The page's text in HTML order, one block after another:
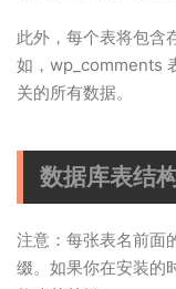
此外，每个表将包含
如，wp_comments
关的所有数据。
数据库表结
注意：每张表名前面
缀。如果你在安装的